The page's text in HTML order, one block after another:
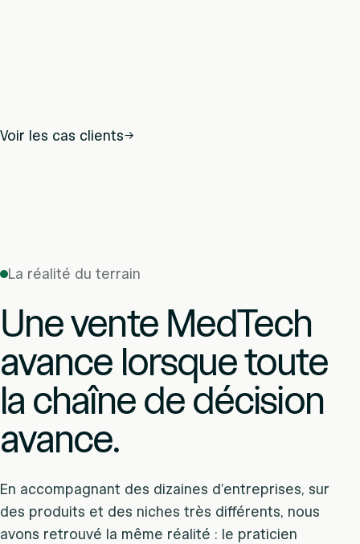
Voir les cas clients→
La réalité du terrain
Une vente MedTech
avance lorsque toute
la chaîne de décision
avance.
En accompagnant des dizaines d’entreprises, sur
des produits et des niches très différents, nous
avons retrouvé la même réalité : le praticien